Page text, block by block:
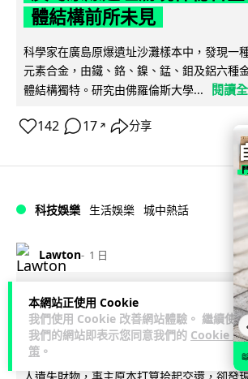
本網站正使用 Cookie
我們使用 Cookie 改善網站體驗。 繼續使用
我們的網站即表示您同意我們的 Cookie 政
策 。
體結構前所未見
科學家在廣島原爆遺址沙灘樣本中，發現一
元素合金，由鐵、鉻、鎳、錳、鉬及鋁六種
體結構獨特。研究由佛羅倫斯大學...
閱讀
142 17 ↗ 分享
科技娛樂 生活娛樂 城中熱話
Lawton 1 日
港鐵紅磡站現「黐地銀包
品呃足全港市民兩年
港鐵紅磡站月台一個銀色「銀包」多年來一